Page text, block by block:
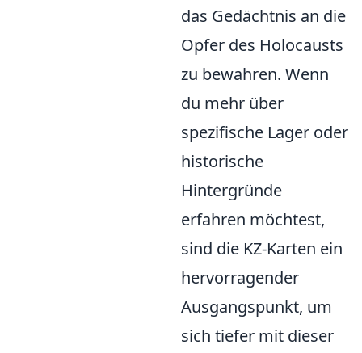
das Gedächtnis an die
Opfer des Holocausts
zu bewahren. Wenn
du mehr über
spezifische Lager oder
historische
Hintergründe
erfahren möchtest,
sind die KZ-Karten ein
hervorragender
Ausgangspunkt, um
sich tiefer mit dieser